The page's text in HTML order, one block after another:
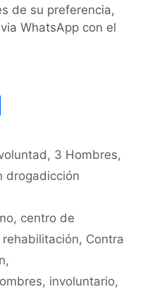
de su preferencia,
WhatsApp con el
m
p
tir
, 3 Hombres,
drogadicción
, centro de
, Contra
,
, involuntario,